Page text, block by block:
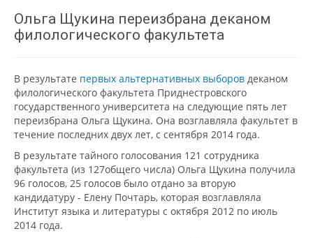
Ольга Щукина переизбрана деканом
филологического факультета
В результате первых альтернативных выборов деканом
филологического факультета Приднестровского
государственного университета на следующие пять лет
переизбрана Ольга Щукина. Она возглавляла факультет в
течение последних двух лет, с сентября 2014 года.
В результате тайного голосования 121 сотрудника
факультета (из 127общего числа) Ольга Щукина получила
96 голосов, 25 голосов было отдано за вторую
кандидатуру - Елену Почтарь, которая возглавляла
Институт языка и литературы с октября 2012 по июль
2014 года.